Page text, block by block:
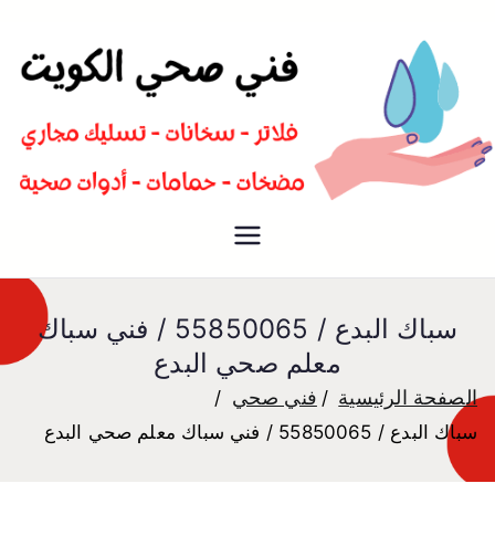
سباك صحي تسليك مجاري افضل
سباك البدع / 55850065 / فني سباك
معلم صحي البدع
الصفحة الرئيسية فني صحي
سباك البدع / 55850065 / فني سباك معلم صحي البدع